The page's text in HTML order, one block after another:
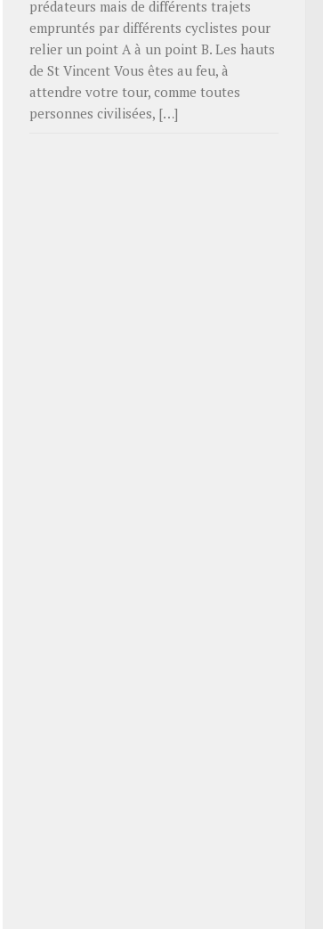
prédateurs mais de différents trajets
empruntés par différents cyclistes pour
relier un point A à un point B. Les hauts
de St Vincent Vous êtes au feu, à
attendre votre tour, comme toutes
personnes civilisées, […]